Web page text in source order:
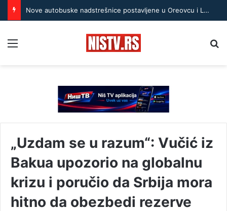
Nove autobuske nadstrešnice postavljene u Oreovcu i Leskoviku
„Uzdam se u razum“: Vučić iz
Bakua upozorio na globalnu
krizu i poručio da Srbija mora
hitno da obezbedi rezerve